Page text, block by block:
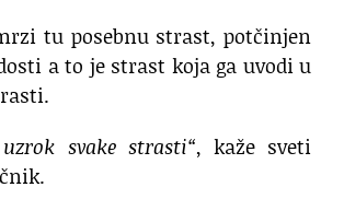
tu posebnu strast, potčinjen
a to je strast koja ga uvodi u
svake strasti“, kaže sveti